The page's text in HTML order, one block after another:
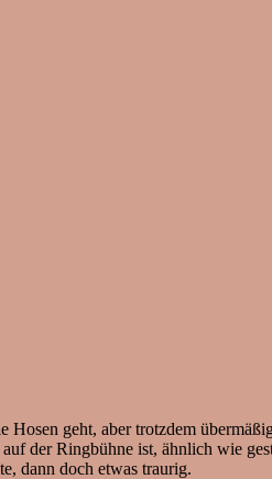
Hosen geht, aber trotzdem
der Ringbühne ist, ähnlich wie
dann doch etwas traurig.